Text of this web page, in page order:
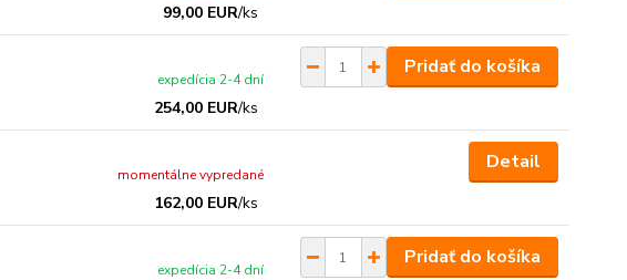
99,00 EUR/ks
254,00 EUR/ks
expedícia 2-4 dní
Pridať do košíka
162,00 EUR/ks
momentálne vypredané
Detail
expedícia 2-4 dní
Pridať do košíka